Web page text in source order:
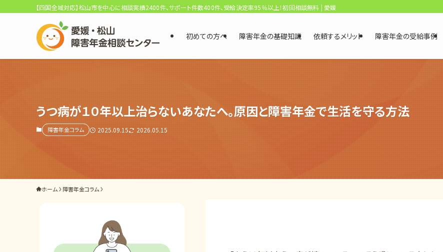
選ばれる3つの理由
初回相談料0円・受給後報酬型
サポート料金について
県内 No.1 の豊富な知識と経験
ご相談事例をみる
外出困難でもOK
【四国全域対応】松山市を中心に相談実績2400件、サポート件数400件、受給決定率95％以上！初回相談無料 | 愛媛・松山障害年金相談センター
初めての方へ 障害年金の基礎知識 依頼するメリット 障害年金の受給事例
うつ病が１０年以上治らないあなたへ。原因と障害年金で生活を守る方法
障害年金コラム 2025.09.15 2026.05.15
ホーム 障害年金コラム